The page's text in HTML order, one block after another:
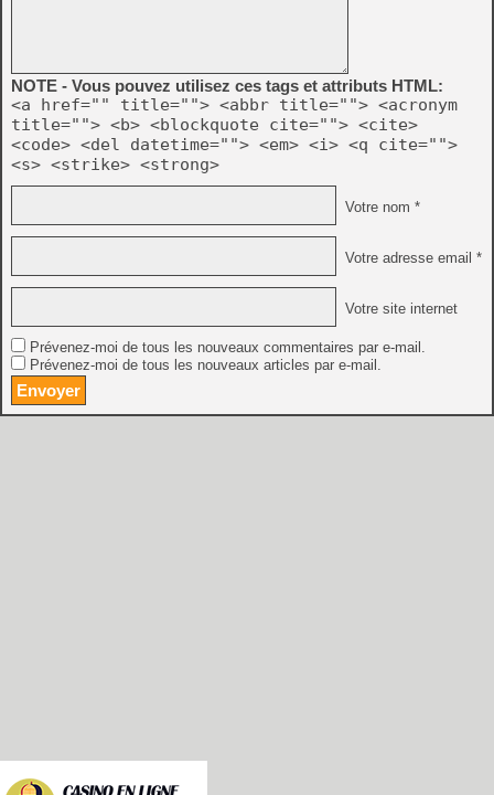
NOTE - Vous pouvez utilisez ces tags et attributs HTML:
<a href="" title=""> <abbr title=""> <acronym
title=""> <b> <blockquote cite=""> <cite>
<code> <del datetime=""> <em> <i> <q cite="">
<s> <strike> <strong>
Votre nom *
Votre adresse email *
Votre site internet
Prévenez-moi de tous les nouveaux commentaires par e-mail.
Prévenez-moi de tous les nouveaux articles par e-mail.